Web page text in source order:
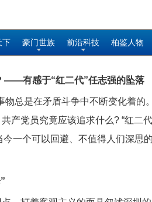
下 豪门世族 前沿科技 柏鉴人物
——有感于“红二代”任志强的坠落
总是在矛盾斗争中不断变化着的
产党员究竟应该追求什么? “红二
一个可以回避、不值得人们深思